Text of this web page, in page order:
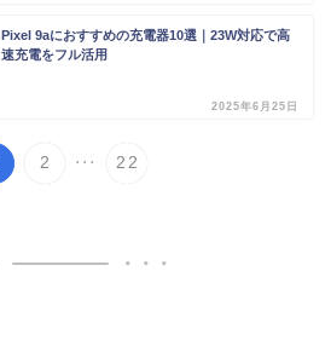
Pixel 9aにおすすめの充電器10選｜23W対応で高
速充電をフル活用
2025年6月25日
2 ... 22